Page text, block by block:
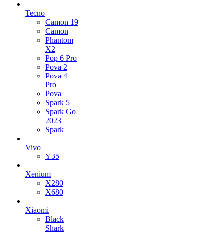
Tecno
Camon 19
Camon
Phantom
X2
Pop 6 Pro
Pova 2
Pova 4
Pro
Pova
Spark 5
Spark Go
2023
Spark
Vivo
Y35
Xenium
X280
X680
Xiaomi
Black
Shark